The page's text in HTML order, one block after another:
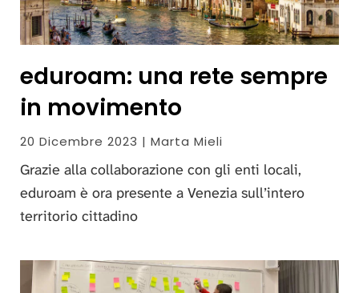
eduroam: una rete sempre
in movimento
20 Dicembre 2023 | Marta Mieli
Grazie alla collaborazione con gli enti locali,
eduroam è ora presente a Venezia sull’intero
territorio cittadino